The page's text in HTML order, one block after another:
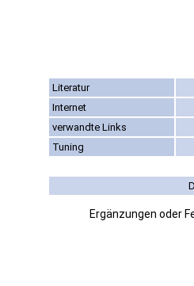
Literatur
Internet
verwandte Links
Tuning
Ergänzungen oder